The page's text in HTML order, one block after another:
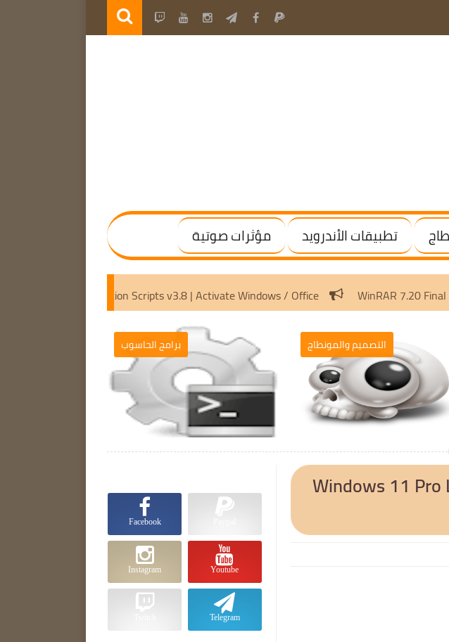
تطبيقات الأندرويد مؤثرات صوتية
Microsoft Activation Scripts v3.8 | Activate Windows / Office
برامج الحاسوب التصميم والمونطاج
Windows 11 Pro
Facebook
Youtube
Instagram
Telegram